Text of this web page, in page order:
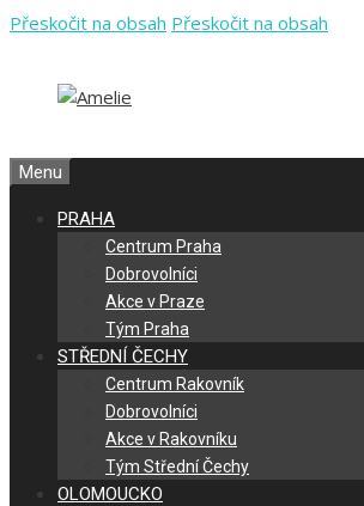
Přeskočit na obsah Přeskočit na obsah
Menu
PRAHA
Centrum Praha
Dobrovolníci
Akce v Praze
Tým Praha
STŘEDNÍ ČECHY
Centrum Rakovník
Dobrovolníci
Akce v Rakovníku
Tým Střední Čechy
OLOMOUCKO